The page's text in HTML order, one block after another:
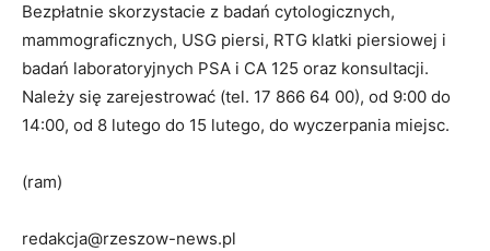
Bezpłatnie skorzystacie z badań cytologicznych,
mammograficznych, USG piersi, RTG klatki piersiowej i
badań laboratoryjnych PSA i CA 125 oraz konsultacji.
Należy się zarejestrować (tel. 17 866 64 00), od 9:00 do
14:00, od 8 lutego do 15 lutego, do wyczerpania miejsc.
(ram)
redakcja@rzeszow-news.pl